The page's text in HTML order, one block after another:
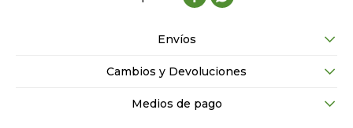
Envíos
Cambios y Devoluciones
Medios de pago